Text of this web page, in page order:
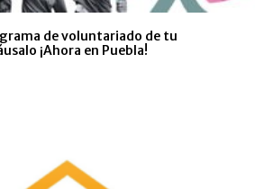
de voluntariado de tu
¡Ahora en Puebla!